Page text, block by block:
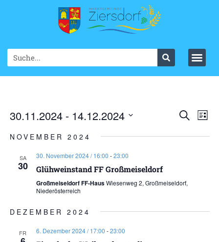
SucheList
30.11.2024 - 14.12.2024
wählen.
NOVEMBER 2024
SA
30
30. November 2024 / 16:00 -23:00
Glühweinstand FF Großmeiseldorf
Großmeiseldorf FF-HausWiesenweg 2, Großmeiseldorf,
Niederösterreich
DEZEMBER 2024
FR 6. Dezember 2024 / 17:00 -23:00